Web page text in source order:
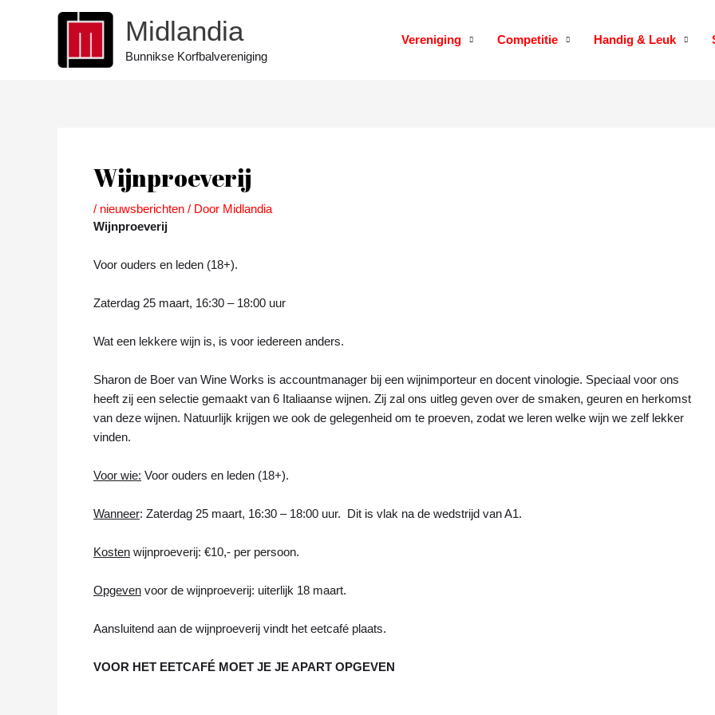
Midlandia
Bunnikse Korfbalvereniging
Vereniging Competitie Handig & Leuk
Wijnproeverij
/ nieuwsberichten / Door Midlandia
Wijnproeverij
Voor ouders en leden (18+).
Zaterdag 25 maart, 16:30 – 18:00 uur
Wat een lekkere wijn is, is voor iedereen anders.
Sharon de Boer van Wine Works is accountmanager bij een wijnimporteur en docent vinologie. Speciaal voor ons
heeft zij een selectie gemaakt van 6 Italiaanse wijnen. Zij zal ons uitleg geven over de smaken, geuren en herkomst
van deze wijnen. Natuurlijk krijgen we ook de gelegenheid om te proeven, zodat we leren welke wijn we zelf lekker
vinden.
Voor wie: Voor ouders en leden (18+).
Wanneer: Zaterdag 25 maart, 16:30 – 18:00 uur. Dit is vlak na de wedstrijd van A1.
Kosten wijnproeverij: €10,- per persoon.
Opgeven voor de wijnproeverij: uiterlijk 18 maart.
Aansluitend aan de wijnproeverij vindt het eetcafé plaats.
VOOR HET EETCAFÉ MOET JE JE APART OPGEVEN